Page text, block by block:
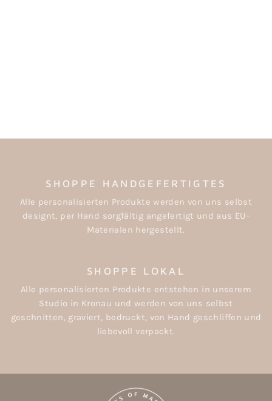
SHOPPE HANDGEFERTIGTES
Alle personalisierten Produkte werden von uns selbst
designt, per Hand sorgfältig angefertigt und aus EU-
Materialen hergestellt.
SHOPPE LOKAL
Alle personalisierten Produkte entstehen in unserem
Studio in Kronau und werden von uns selbst
geschnitten, graviert, bedruckt, von Hand geschliffen und
liebevoll verpackt.